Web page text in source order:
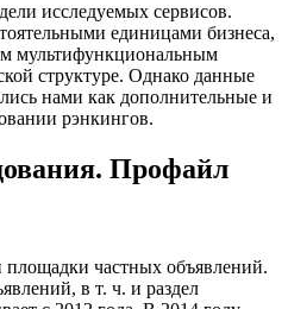
исследуемых сервисов.
единицами бизнеса,
мультифункциональным
структуре. Однако данные
нами как дополнительные и
рэнкингов.
Профайл
частных объявлений.
в т. ч. и раздел